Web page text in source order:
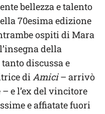
bellezza e talento
70esima edizione
ospiti di Mara
della
discussa e
diAmici– arrivò
e l’ex del vincitore
e affiatate fuori